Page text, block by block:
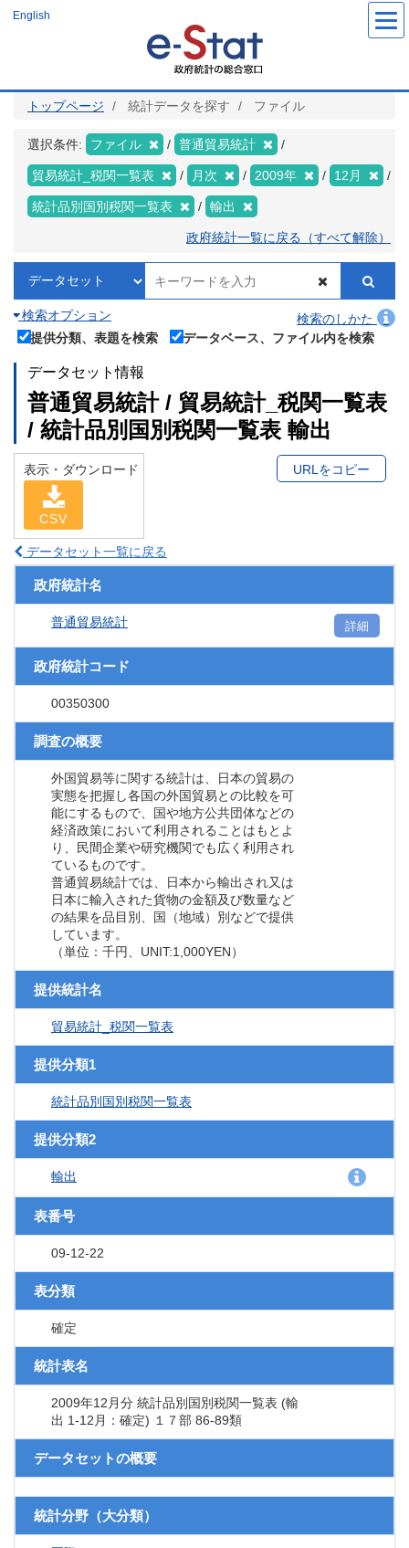
ツ
English
トップページ 統計データを探す ファイル
選択条件: ファイル 普通貿易統計
貿易統計_税関一覧表 月次 2009年 12月
統計品別国別税関一覧表 輸出
政府統計一覧に戻る（すべて解除）
検索オプション
検索のしかた
提供分類、表題を検索
データベース、ファイル内を検索
データセット情報
普通貿易統計 / 貿易統計_税関一覧表
/ 統計品別国別税関一覧表 輸出
表示・ダウンロード
CSV
URLをコピー
データセット一覧に戻る
政府統計名
普通貿易統計 詳細
政府統計コード
00350300
調査の概要
外国貿易等に関する統計は、日本の貿易の
実態を把握し各国の外国貿易との比較を可
能にするもので、国や地方公共団体などの
経済政策において利用されることはもとよ
り、民間企業や研究機関でも広く利用され
ているものです。
普通貿易統計では、日本から輸出され又は
日本に輸入された貨物の金額及び数量など
の結果を品目別、国（地域）別などで提供
しています。
（単位：千円、UNIT:1,000YEN）
提供統計名
貿易統計_税関一覧表
提供分類1
統計品別国別税関一覧表
提供分類2
輸出
表番号
09-12-22
表分類
確定
統計表名
2009年12月分 統計品別国別税関一覧表 (輸
出 1-12月：確定) １７部 86-89類
データセットの概要
統計分野（大分類）